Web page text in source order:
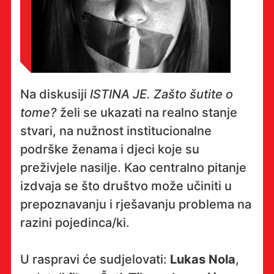
Na diskusiji ISTINA JE. Zašto šutite o
tome? želi se ukazati na realno stanje
stvari, na nužnost institucionalne
podrške ženama i djeci koje su
preživjele nasilje. Kao centralno pitanje
izdvaja se što društvo može učiniti u
prepoznavanju i rješavanju problema na
razini pojedinca/ki.
U raspravi će sudjelovati: Lukas Nola,